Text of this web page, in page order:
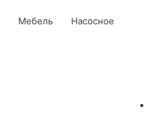
Мебель Насосное